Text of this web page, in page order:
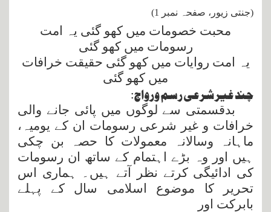
(جنتی زیور، صفحہ نمبر 1)
محبت خصومات میں کھو گئی یہ امت
رسومات میں کھو گئی
یہ امت روایات میں کھو گئی حقیقت خرافات
میں کھو گئی
چند غیر شرعیرسم ورواج:
بدقسمتی سے لوگوں میں پائی جانے والی
خرافات و غیر شرعی رسومات ان کے یومیہ،
ماہانہ وسالانہ معمولات کا حصہ بن چکی
ہیں اور وہ بڑے اہتمام کے ساتھ ان رسومات
کی ادائیگی کرتے نظر آتے ہیں۔ ہماری اس
تحریر کا موضوع اسلامی سال کے پہلے
بابرکت اور